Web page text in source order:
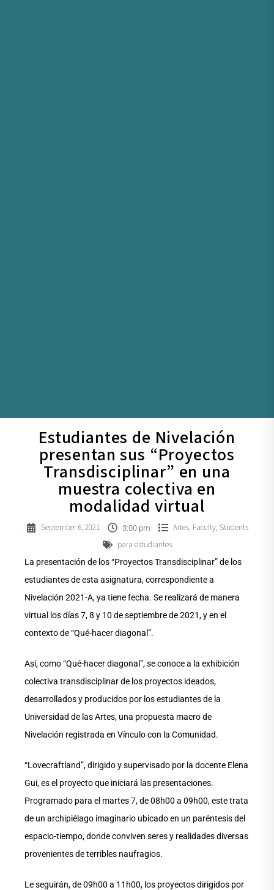
Estudiantes de Nivelación
presentan sus “Proyectos
Transdisciplinar” en una
muestra colectiva en
modalidad virtual
September 6, 2021 3:00 pm Artes, Faculty, Students
para estudiantes
La presentación de los “Proyectos Transdisciplinar” de los
estudiantes de esta asignatura, correspondiente a
Nivelación 2021-A, ya tiene fecha. Se realizará de manera
virtual los días 7, 8 y 10 de septiembre de 2021, y en el
contexto de “Qué-hacer diagonal”.
Así, como “Qué-hacer diagonal”, se conoce a la exhibición
colectiva transdisciplinar de los proyectos ideados,
desarrollados y producidos por los estudiantes de la
Universidad de las Artes, una propuesta macro de
Nivelación registrada en Vínculo con la Comunidad.
“Lovecraftland”, dirigido y supervisado por la docente Elena
Gui, es el proyecto que iniciará las presentaciones.
Programado para el martes 7, de 08h00 a 09h00, este trata
de un archipiélago imaginario ubicado en un paréntesis del
espacio-tiempo, donde conviven seres y realidades diversas
provenientes de terribles naufragios.
Le seguirán, de 09h00 a 11h00, los proyectos dirigidos por